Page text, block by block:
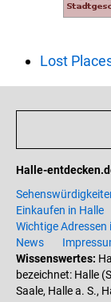
Lost
Halle-
Einkaufen in Halle
Wichtige Adressen
News
Wissenswertes:
bezeichnet: Halle
Saale, Halle a. S.,